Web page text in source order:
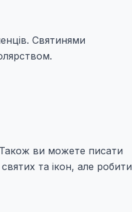
Святинями
ви можете писати
та ікон, але робити